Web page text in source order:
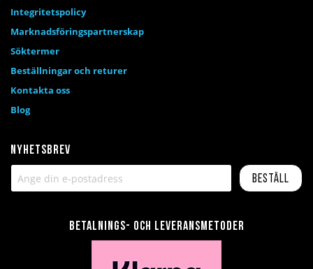
Nyhetsbrev
Beställ
Betalnings- och leveransmetoder
Integritetspolicy
Marknadsföringspartnerskap
Söktermer
Beställningar och returer
Kontakta oss
Blog